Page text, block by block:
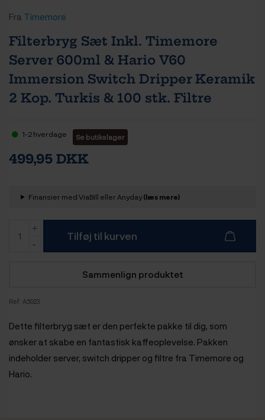
Fra Timemore
Filterbryg Sæt Inkl. Timemore
Server 600ml & Hario V60
Immersion Switch Dripper Keramik
2 Kop. Turkis & 100 stk. Filtre
1-2 hverdage Se butikslager
499,95 DKK
Finansier med ViaBill eller Anyday(læs mere)
Tilføj til kurven
Sammenlign produktet
Ref: A5923
Dette filterbryg sæt er den perfekte pakke til dig, som
ønsker at skabe en fantastisk kaffeoplevelse. Pakken
indeholder server, switch dripper og filtre fra Timemore og
Hario.